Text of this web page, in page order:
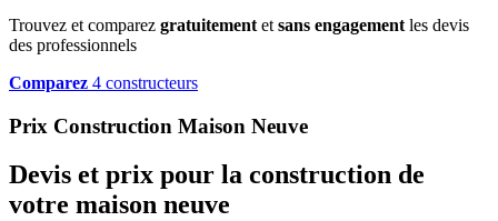
Trouvez et comparez gratuitement et sans engagement les devis
des professionnels
Comparez 4 constructeurs
Prix Construction Maison Neuve
Devis et prix pour la construction de
votre maison neuve